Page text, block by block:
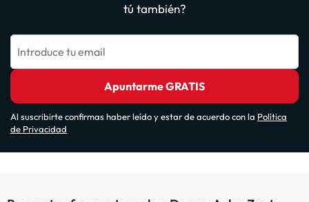
tú también?
Introduce tu email
Apuntarme GRATIS
Al suscribirte confirmas haber leído y estar de acuerdo con la Política
de Privacidad